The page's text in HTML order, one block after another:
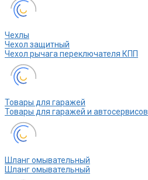
Чехлы
Чехол защитный
Чехол рычага переключателя КПП
Товары для гаражей
Товары для гаражей и автосервисов
Шланг омывательный
Шланг омывательный